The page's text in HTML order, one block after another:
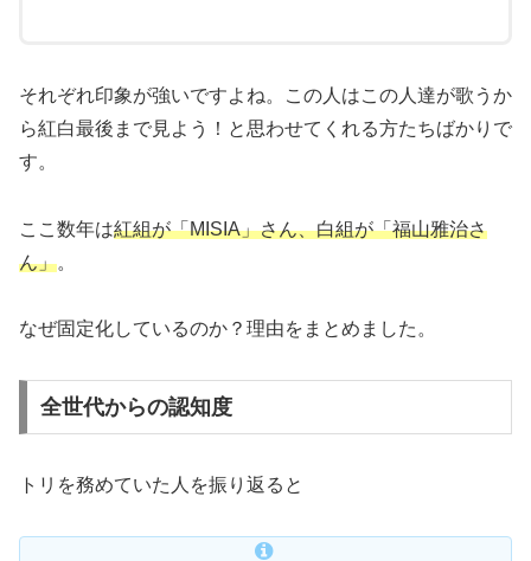
それぞれ印象が強いですよね。この人はこの人達が歌うか
ら紅白最後まで見よう！と思わせてくれる方たちばかりで
す。
ここ数年は紅組が「MISIA」さん、白組が「福山雅治さ
ん」。
なぜ固定化しているのか？理由をまとめました。
全世代からの認知度
トリを務めていた人を振り返ると